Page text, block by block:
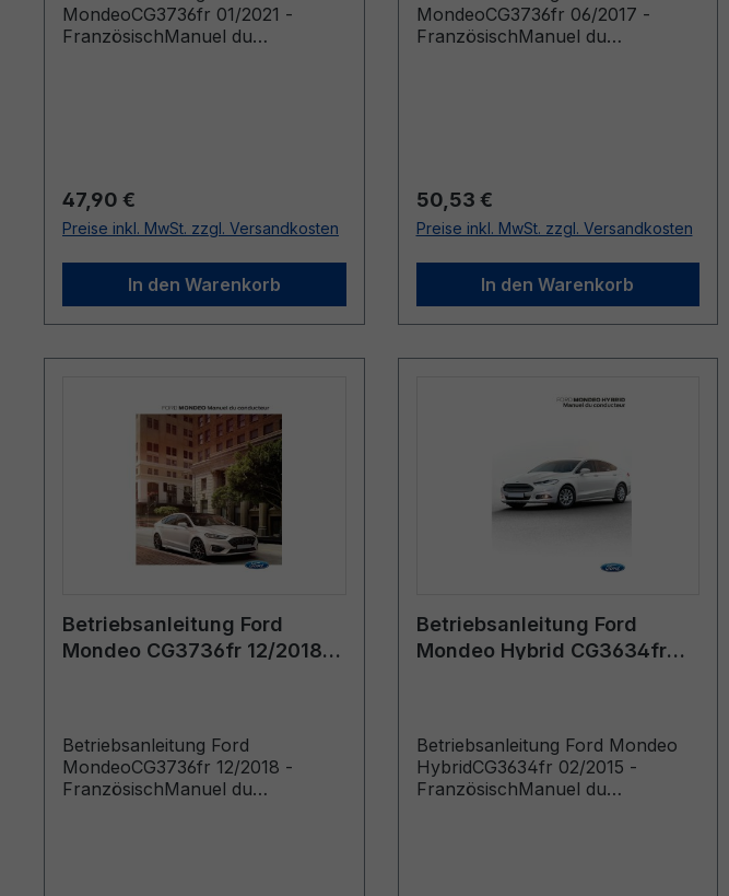
MondeoCG3736fr 01/2021 -
FranzösischManuel du
Regulärer Preis:
47,90 €
Preise inkl. MwSt. zzgl. Versandkosten
In den Warenkorb
MondeoCG3736fr 06/2017 -
FranzösischManuel du
Regulärer Preis:
50,53 €
Preise inkl. MwSt. zzgl. Versandkosten
In den Warenkorb
Betriebsanleitung Ford
Mondeo CG3736fr 12/2018 -
Betriebsanleitung Ford
MondeoCG3736fr 12/2018 -
FranzösischManuel du
Betriebsanleitung Ford
Mondeo Hybrid CG3634fr
Betriebsanleitung Ford Mondeo
HybridCG3634fr 02/2015 -
FranzösischManuel du